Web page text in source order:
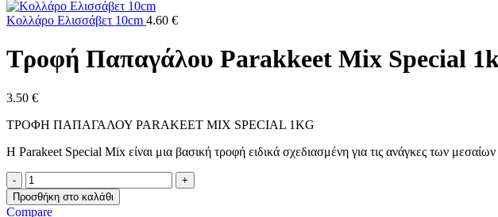
Κολλάρο Ελισσάβετ 10cm 4.60 €
Τροφή Παπαγάλου Parakkeet Mix Special
3.50 €
ΤΡΟΦΗ ΠΑΠΑΓΑΛΟΥ PARAKEET MIX SPECIAL 1KG
H Parakeet Special Mix είναι μια βασική τροφή ειδικά σχεδιασμένη για τις ανάγκες των
Τροφή
Παπαγάλου
Parakkeet
Προσθήκη στο καλάθι
Compare